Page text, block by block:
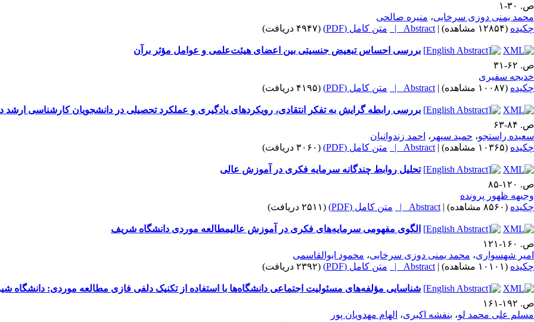
ص. ۳۰-۱
محمد یمنی دوزی سرخابی، منیره صالحی
چکیده (۱۲۸۵۴ مشاهده) |
Abstract | متن کامل (PDF) (۴۹۴۷ دریافت)
بررسی احساس تبعیض جنسیتی بین اعضای هیئت‌علمی و عوامل مؤثر برآن
ص. ۶۲-۳۱
خدیجه سفیری
چکیده (۱۰۰۸۷ مشاهده) |
Abstract | متن کامل (PDF) (۴۱۹۵ دریافت)
بررسی رابطه گرایش به تفکر انتقادی، رویکردهای یادگیری و عملکرد تحصیلی در دانشجویان کارشناسی ارشد
ص. ۸۴-۶۳
سعیده راستجو، حمید سپهر ، احمد زندوانیان
چکیده (۱۰۳۶۵ مشاهده) |
Abstract | متن کامل (PDF) (۳۰۶۰ دریافت)
تحلیل روابط چندگانه سرمایه فکری در آموزش عالی
ص. ۱۲۰-۸۵
وجیهه ظهور پرونده
چکیده (۸۵۶۰ مشاهده) |
Abstract | متن کامل (PDF) (۲۵۱۱ دریافت)
الگوی مفهومی سرمایه‌های فکری در آموزش عالیمطالعه موردی دانشگاه شریف
ص. ۱۶۰-۱۲۱
امیر شهسواری، محمد یمنی دوزی سرخابی، محمود ابوالقاسمی
چکیده (۱۰۱۰۱ مشاهده) |
Abstract | متن کامل (PDF) (۲۳۹۲ دریافت)
شناسایی مؤلفه‌های مسئولیت اجتماعی دانشگاه‌ها با استفاده از تکنیک دلفی فازی مطالعه موردی: دانشگاه
ص. ۱۹۲-۱۶۱
مسلم علی محمد لو، بنفشه اکبری، الهام مهدویان پور